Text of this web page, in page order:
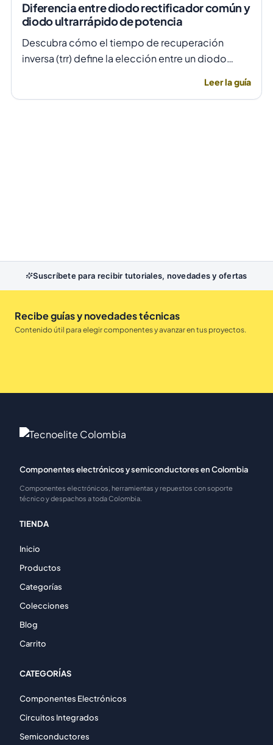
Diferencia entre diodo rectificador común y
diodo ultrarrápido de potencia
Descubra cómo el tiempo de recuperación
inversa (trr) define la elección entre un diodo
Leer la guía
Suscríbete para recibir tutoriales, novedades y ofertas
Recibe guías y novedades técnicas
Contenido útil para elegir componentes y avanzar en tus proyectos.
Componentes electrónicos y semiconductores en Colombia
Componentes electrónicos, herramientas y repuestos con soporte
técnico y despachos a toda Colombia.
TIENDA
Inicio
Productos
Categorías
Colecciones
Blog
Carrito
CATEGORÍAS
Componentes Electrónicos
Circuitos Integrados
Semiconductores